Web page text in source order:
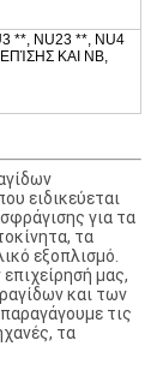
**, NU23 **, NU4
ΚΑΙ NB,
ειδικεύεται
για τα
τα
εξοπλισμό.
μας,
και των
τις
τα